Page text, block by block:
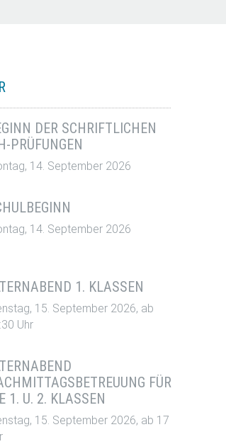
DER SCHRIFTLICHEN
PRÜFUNGEN
14. September 2026
14. September 2026
1. KLASSEN
15. September 2026, ab
Uhr
FÜR
1. U. 2. KLASSEN
15. September 2026, ab 17